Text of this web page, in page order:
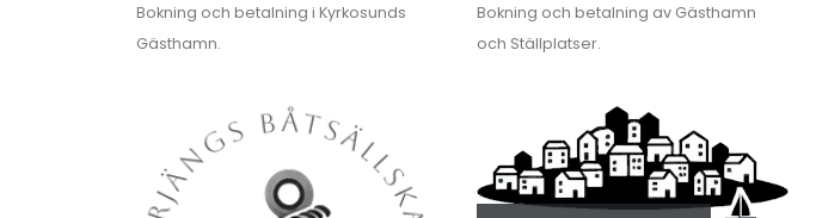
Bokning och betalning i Kyrkosunds
Gästhamn.
Bokning och betalning av Gästhamn
och Ställplatser.